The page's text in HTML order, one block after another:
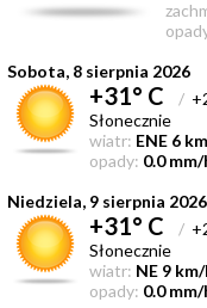
Sobota, 8 sierpnia 2026
+31° C /
Słonecznie
wiatr: ENE 6
opady: 0.0 mm/
Niedziela, 9 sierpnia 2026
+31° C /
Słonecznie
wiatr: NE 9 km/
opady: 0.0 mm/